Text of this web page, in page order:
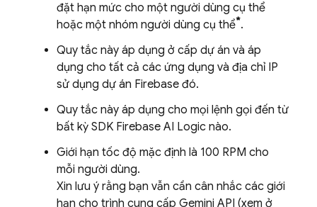
đặt hạn mức cho một người dùng cụ thể
hoặc một nhóm người dùng cụ thể*.
Quy tắc này áp dụng ở cấp dự án và áp
dụng cho tất cả các ứng dụng và địa chỉ IP
sử dụng dự án Firebase đó.
Quy tắc này áp dụng cho mọi lệnh gọi đến từ
bất kỳ SDK Firebase AI Logic nào.
Giới hạn tốc độ mặc định là 100 RPM cho
mỗi người dùng.
Xin lưu ý rằng bạn vẫn cần cân nhắc các giới
hạn cho trình cung cấp Gemini API (xem ở